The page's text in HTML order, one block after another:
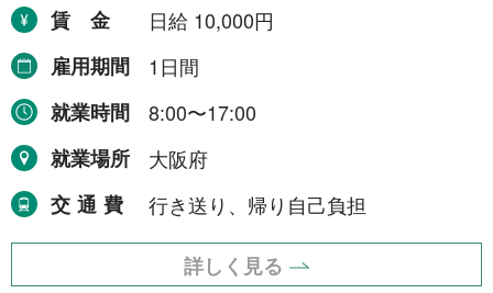
賃金
日給 10,000円
雇用期間
1日間
就業時間
8:00〜17:00
就業場所
大阪府
交通費
行き送り、帰り自己負担
詳しく見る